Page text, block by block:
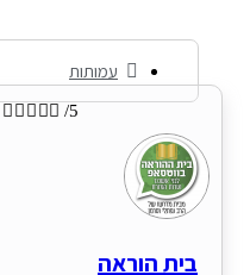
עמותות
  
בית הוראה